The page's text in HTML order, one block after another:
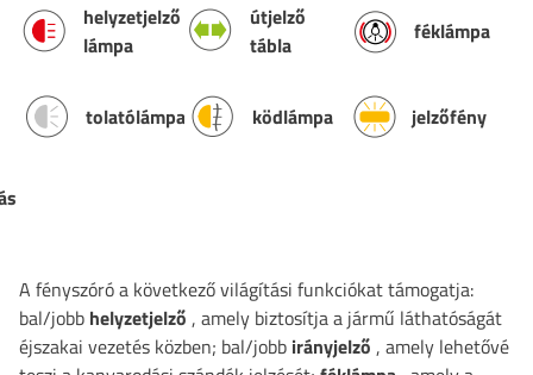
helyzetjelző
lámpa
útjelző
tábla
féklámpa
tolatólámpa ködlámpa jelzőfény
A fényszóró a következő világítási funkciókat támogatja:
bal/jobb helyzetjelző , amely biztosítja a jármű láthatóságát
éjszakai vezetés közben; bal/jobb irányjelző , amely lehetővé